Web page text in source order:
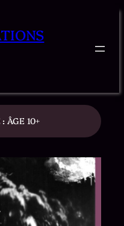
:ÂGE 10+